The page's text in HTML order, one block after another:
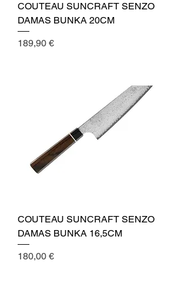
COUTEAU SUNCRAFT SENZO
DAMAS BUNKA 20CM
Cena
189,90 €
COUTEAU SUNCRAFT SENZO
DAMAS BUNKA 16,5CM
Cena
180,00 €